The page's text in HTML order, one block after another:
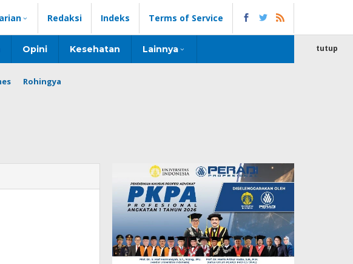
Redaksi Indeks Terms of Service
Opini Kesehatan Lainnya
Rohingya
tutup